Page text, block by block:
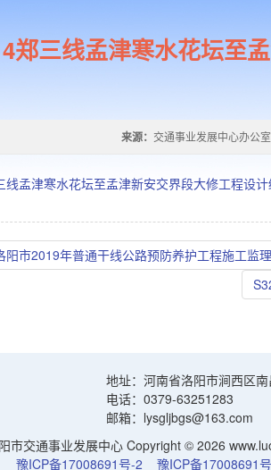
郑三线孟津寒水花坛至
来源： 交通事业发展中心办公室
线孟津寒水花坛至孟津新安交界段大修工程设
阳市2019年普通干线公路预防养护工程施工监
地址：河南省洛阳市涧西区
电话：0379-63251283
邮箱：lysgljbgs@163.com
市交通事业发展中心 Copyright © 2026
豫ICP备17008691号-2 豫ICP备17008691